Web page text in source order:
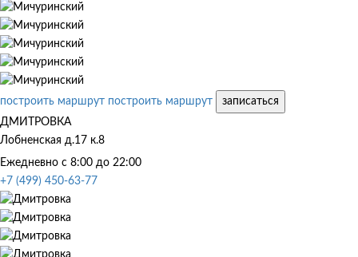
построить маршрут построить маршрут
записаться
ДМИТРОВКА
Лобненская д.17 к.8
Ежедневно с 8:00 до 22:00
+7 (499) 450-63-77